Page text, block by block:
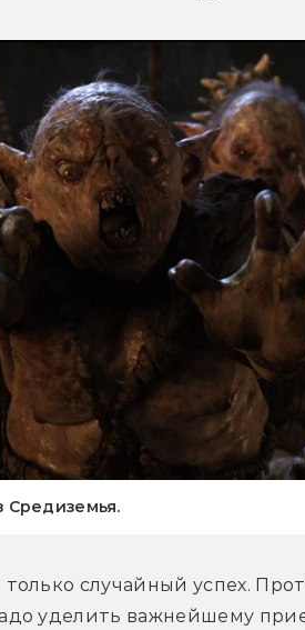
Средиземья.
случайный успех.
уделить важнейшему